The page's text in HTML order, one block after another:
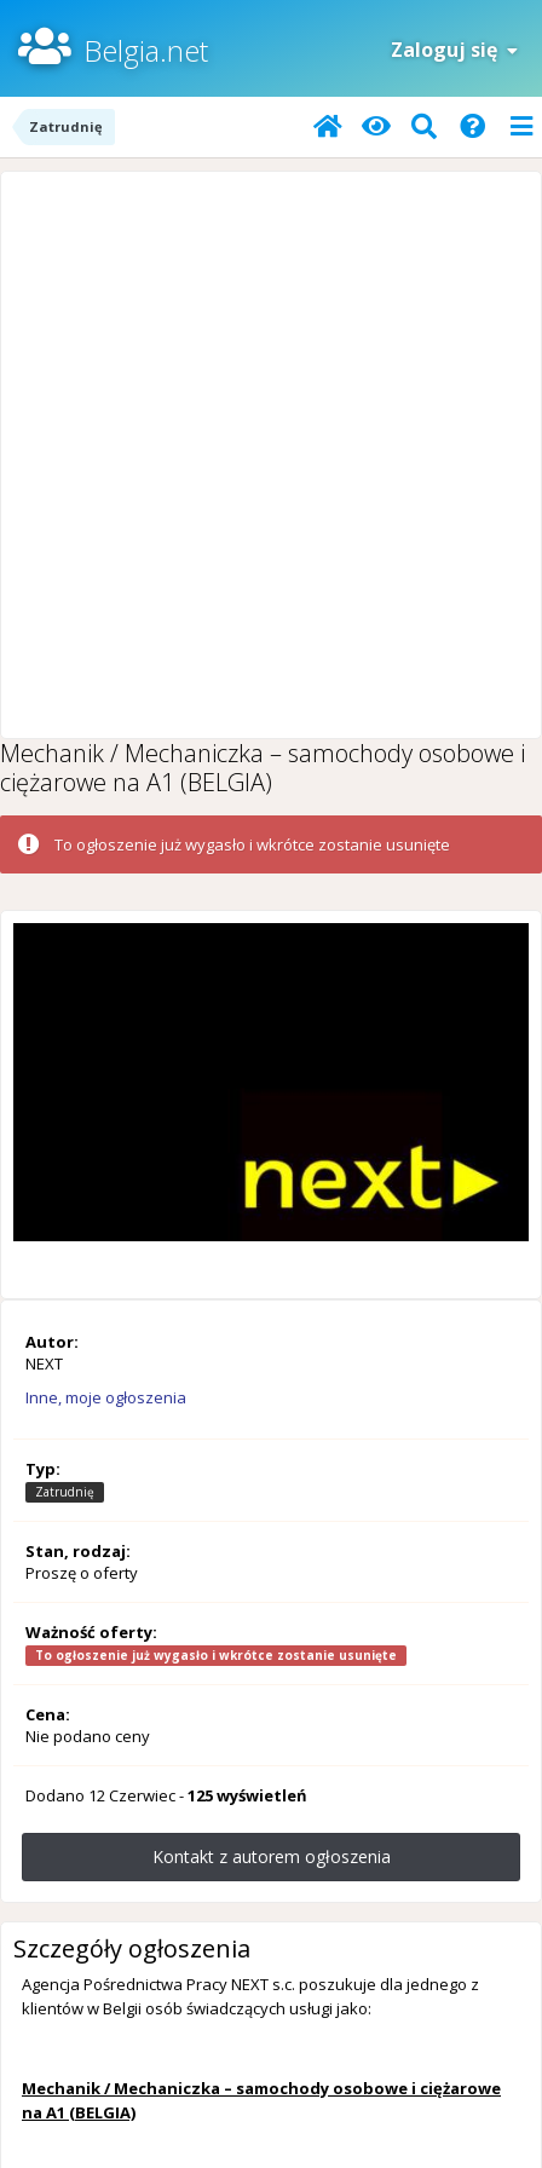
Belgia.net Zaloguj się
Zatrudnię
Mechanik / Mechaniczka – samochody osobowe i
ciężarowe na A1 (BELGIA)
To ogłoszenie już wygasło i wkrótce zostanie usunięte
Autor:
NEXT
Inne, moje ogłoszenia
Typ:
Zatrudnię
Stan, rodzaj:
Proszę o oferty
Ważność oferty:
To ogłoszenie już wygasło i wkrótce zostanie usunięte
Cena:
Nie podano ceny
Dodano 12 Czerwiec-125 wyświetleń
Kontakt z autorem ogłoszenia
Szczegóły ogłoszenia
Agencja Pośrednictwa Pracy NEXT s.c. poszukuje dla jednego z
klientów w Belgii osób świadczących usługi jako:
Mechanik / Mechaniczka – samochody osobowe i ciężarowe
na A1 (BELGIA)